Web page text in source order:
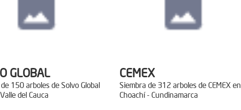
GLOBAL
150 arboles de Solvo Global
del Cauca
CEMEX
Siembra de 312 arboles de CEMEX en
Choachí - Cundinamarca